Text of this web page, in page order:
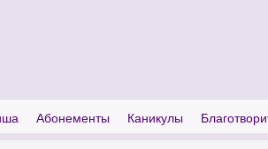
Абонементы Каникулы